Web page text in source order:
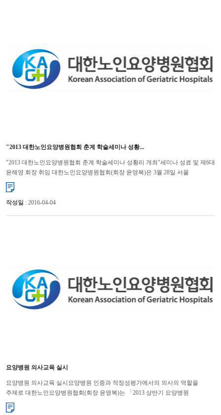
"2013 대한노인요양병원협회 춘계 학술세미나 성황...
"2013 대한노인요양병원협회 춘계 학술세미나 성황리 개최"세미나 성료 및 제6대
윤해영 회장 취임 대한노인요양병원협회(회장 윤영복)은 3월 28일 서울
백범기념관에서 “2013 춘계 학술세미나”를 개최...
작성일 : 2016-04-04
요양병원 의사교육 실시
요양병원 의사교육 실시요양병원 인증과 적정성평가에서의 의사의 역할을
주제로 대한노인요양병원협회(회장 윤영복)는 「2013 상반기 요양병원
의사교육」을 부산(3.5), 광주(3.7), 서울(3.12)에서 실시한다. ...